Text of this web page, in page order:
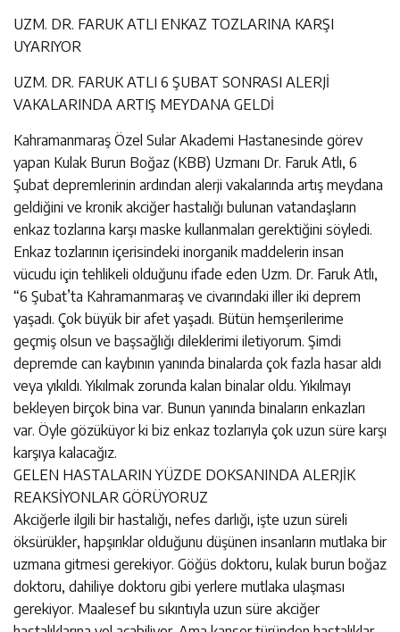
UZM. DR. FARUK ATLI ENKAZ TOZLARINA KARŞI
UYARIYOR
UZM. DR. FARUK ATLI 6 ŞUBAT SONRASI ALERJİ
VAKALARINDA ARTIŞ MEYDANA GELDİ
Kahramanmaraş Özel Sular Akademi Hastanesinde görev
yapan Kulak Burun Boğaz (KBB) Uzmanı Dr. Faruk Atlı, 6
Şubat depremlerinin ardından alerji vakalarında artış meydana
geldiğini ve kronik akciğer hastalığı bulunan vatandaşların
enkaz tozlarına karşı maske kullanmaları gerektiğini söyledi.
Enkaz tozlarının içerisindeki inorganik maddelerin insan
vücudu için tehlikeli olduğunu ifade eden Uzm. Dr. Faruk Atlı,
“6 Şubat’ta Kahramanmaraş ve civarındaki iller iki deprem
yaşadı. Çok büyük bir afet yaşadı. Bütün hemşerilerime
geçmiş olsun ve başsağlığı dileklerimi iletiyorum. Şimdi
depremde can kaybının yanında binalarda çok fazla hasar aldı
veya yıkıldı. Yıkılmak zorunda kalan binalar oldu. Yıkılmayı
bekleyen birçok bina var. Bunun yanında binaların enkazları
var. Öyle gözüküyor ki biz enkaz tozlarıyla çok uzun süre karşı
karşıya kalacağız.
GELEN HASTALARIN YÜZDE DOKSANINDA ALERJİK
REAKSİYONLAR GÖRÜYORUZ
Akciğerle ilgili bir hastalığı, nefes darlığı, işte uzun süreli
öksürükler, hapşırıklar olduğunu düşünen insanların mutlaka bir
uzmana gitmesi gerekiyor. Göğüs doktoru, kulak burun boğaz
doktoru, dahiliye doktoru gibi yerlere mutlaka ulaşması
gerekiyor. Maalesef bu sıkıntıyla uzun süre akciğer